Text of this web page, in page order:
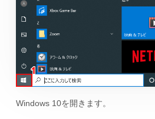
Windows 10を開きます。